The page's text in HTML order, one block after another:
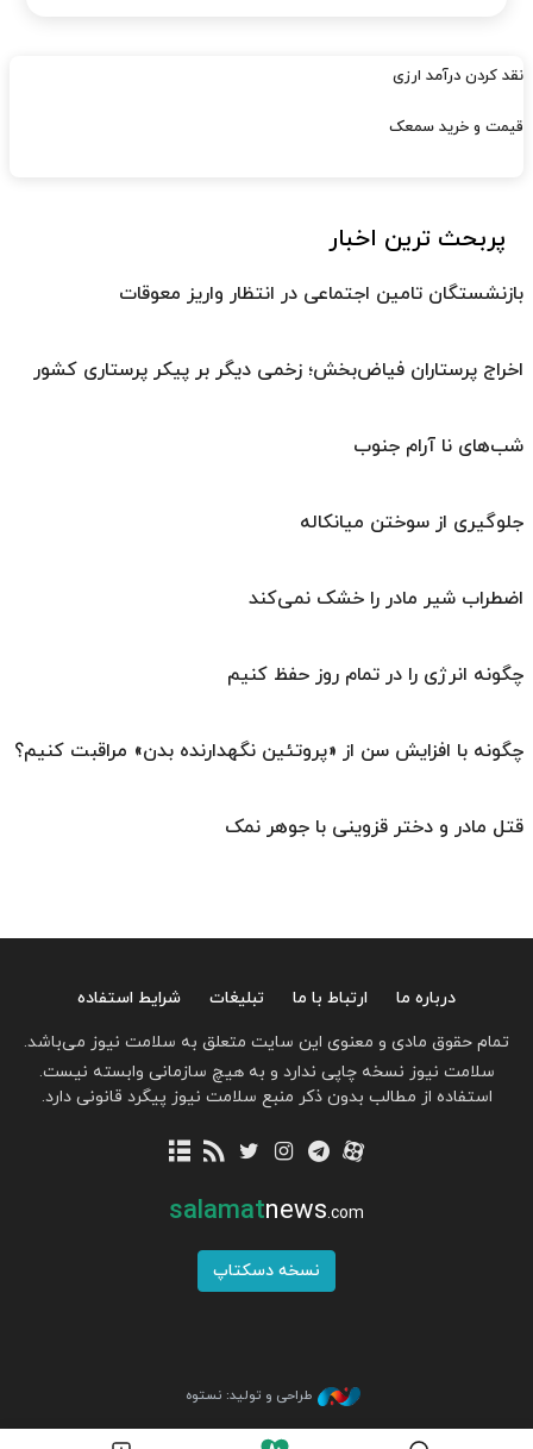
نقد کردن درآمد ارزی
قیمت و خرید سمعک
پربحث ترین اخبار
بازنشستگان تامین اجتماعی در انتظار واریز معوقات
اخراج پرستاران فیاض‌بخش؛ زخمی دیگر بر پیکر پرستاری کشور
شب‌های نا آرام جنوب
جلوگیری از سوختن میانکاله
اضطراب شیر مادر را خشک نمی‌کند
چگونه انرژی را در تمام روز حفظ کنیم
چگونه با افزایش سن از «پروتئین نگهدارنده بدن» مراقبت کنیم؟
قتل مادر و دختر قزوینی با جوهر نمک
درباره ما ارتباط با ما تبلیغات
شرایط استفاده
تمام حقوق مادی و معنوی این سایت متعلق به سلامت نیوز می‌باشد.
سلامت نیوز نسخه چاپی ندارد و به هیچ سازمانی وابسته نیست.
استفاده از مطالب بدون ذکر منبع سلامت نیوز پیگرد قانونی دارد.
salamatnews.com
نسخه دسکتاپ
طراحی و تولید: نستوه